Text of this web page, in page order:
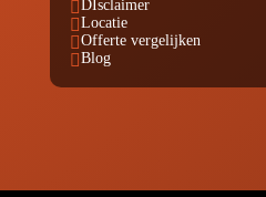
 DIsclaimer
 Locatie
 Offerte vergelijken
 Blog